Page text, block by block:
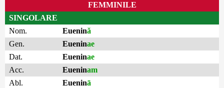
FEMMINILE
SINGOLARE
Nom.
Euenină
Gen.
Eueninae
Dat.
Eueninae
Acc.
Eueninam
Abl.
Eueninā